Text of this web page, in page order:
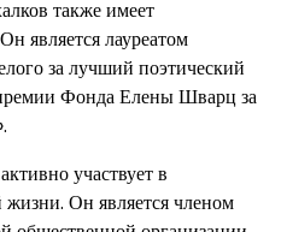
также имеет
является лауреатом
за лучший поэтический
Фонда Елены Шварц за
участвует в
Он является членом